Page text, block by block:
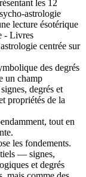
les 12
astrologie
lecture ésotérique
- Livres
centrée sur
des degrés
un champ
degrés et
propriétés de la
tout en
les fondements.
— signes,
et degrés